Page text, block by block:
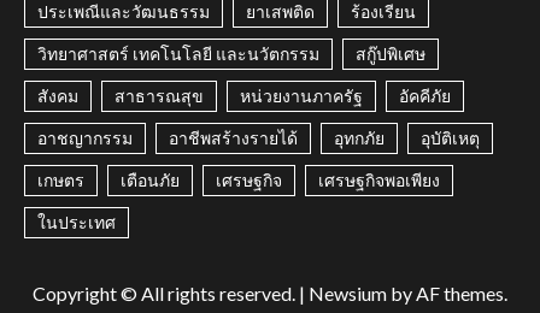
ประเพณีและวัฒนธรรม ยาเสพติด ร้องเรียน
วิทยาศาสตร์ เทคโนโลยี และนวัตกรรม สกู๊ปพิเศษ
สังคม สาธารณสุข หน่วยงานภาครัฐ อัคคีภัย
อาชญากรรม อาชีพสร้างรายได้ อุทกภัย อุบัติเหตุ
เกษตร เตือนภัย เศรษฐกิจ เศรษฐกิจพอเพียง
ในประเทศ
Copyright © All rights reserved. | Newsium by AF themes.